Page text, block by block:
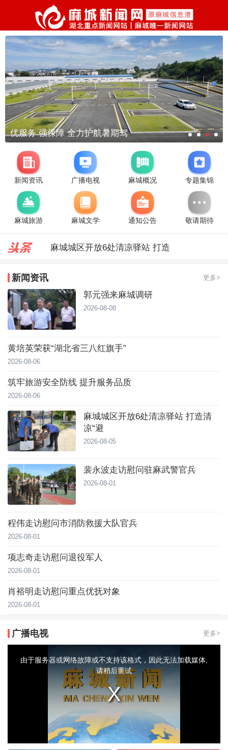
优服务 强保障 全力护航暑期驾
新闻资讯 广播电视 麻城概况 专题集锦
麻城旅游 麻城文学 通知公告 敬请期待
麻城城区开放6处清凉驿站 打造
台风靠近！直冲40℃，黄冈高温预
新闻资讯 更多>
郭元强来麻城调研
2026-08-08
黄培英荣获“湖北省三八红旗手”
2026-08-06
筑牢旅游安全防线 提升服务品质
2026-08-06
麻城城区开放6处清凉驿站 打造清
凉“避
2026-08-05
裴永波走访慰问驻麻武警官兵
2026-08-01
程伟走访慰问市消防救援大队官兵
2026-08-01
项志奇走访慰问退役军人
2026-08-01
肖裕明走访慰问重点优抚对象
2026-08-01
广播电视 更多>
modal由于服务器或网络故障或不支持该格式，因此无法加载媒体,
请稍后重试